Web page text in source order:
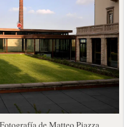
de Matteo Piazza